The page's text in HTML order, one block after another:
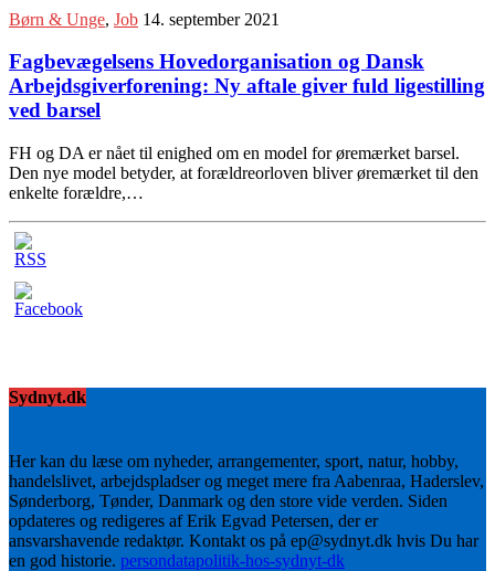
Børn & Unge, Job 14. september 2021
Fagbevægelsens Hovedorganisation og Dansk
Arbejdsgiverforening: Ny aftale giver fuld ligestilling
ved barsel
FH og DA er nået til enighed om en model for øremærket barsel.
Den nye model betyder, at forældreorloven bliver øremærket til den
enkelte forældre,…
Sydnyt.dk
Her kan du læse om nyheder, arrangementer, sport, natur, hobby,
handelslivet, arbejdspladser og meget mere fra Aabenraa, Haderslev,
Sønderborg, Tønder, Danmark og den store vide verden. Siden
opdateres og redigeres af Erik Egvad Petersen, der er
ansvarshavende redaktør. Kontakt os på ep@sydnyt.dk hvis Du har
en god historie. persondatapolitik-hos-sydnyt-dk